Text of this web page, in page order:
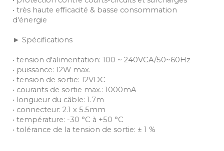
• très haute efficacité & basse consommation
d'énergie
► Spécifications
• tension d'alimentation: 100 ~ 240VCA/50~60Hz
• puissance: 12W max.
• tension de sortie: 12VDC
• courants de sortie max.: 1000mA
• longueur du câble: 1.7m
• connecteur: 2.1 x 5.5mm
• température: -30 °C à +50 °C
• tolérance de la tension de sortie: ± 1 %